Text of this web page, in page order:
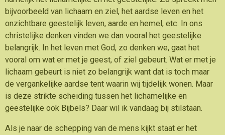
bijvoorbeeld van lichaam en ziel, het aardse leven en het
onzichtbare geestelijk leven, aarde en hemel, etc. In ons
christelijke denken vinden we dan vooral het geestelijke
belangrijk. In het leven met God, zo denken we, gaat het
vooral om wat er met je geest, of ziel gebeurt. Wat er met je
lichaam gebeurt is niet zo belangrijk want dat is toch maar
de vergankelijke aardse tent waarin wij tijdelijk wonen. Maar
is deze strikte scheiding tussen het lichamelijke en
geestelijke ook Bijbels? Daar wil ik vandaag bij stilstaan.
Als je naar de schepping van de mens kijkt staat er het